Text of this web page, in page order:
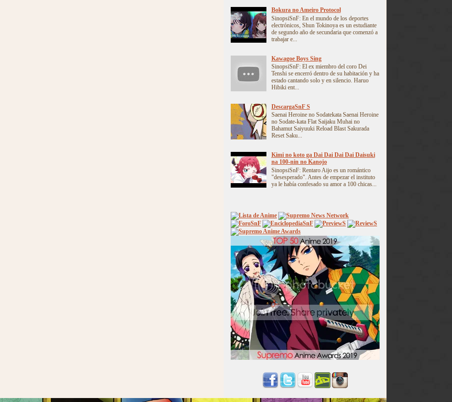
Bokura no Ameiro Protocol
SinopsiSnF: En el mundo de los deportes
electrónicos, Shun Tokinoya es un estudiante
de segundo año de secundaria que comenzó a
trabajar e...
Kawagoe Boys Sing
SinopsiSnF: El ex miembro del coro Dei
Tenshi se encerró dentro de su habitación y ha
estado cantando solo y en silencio. Haruo
Hibiki ent...
DescargaSnF S
Saenai Heroine no Sodatekata Saenai Heroine
no Sodate-kata Flat Saijaku Muhai no
Bahamut Saiyuuki Reload Blast Sakurada
Reset Saku...
Kimi no koto ga Dai Dai Dai Dai Daisuki
na 100-nin no Kanojo
SinopsiSnF: Rentaro Aijo es un romántico
"desesperado". Antes de empezar el instituto
ya le había confesado su amor a 100 chicas...